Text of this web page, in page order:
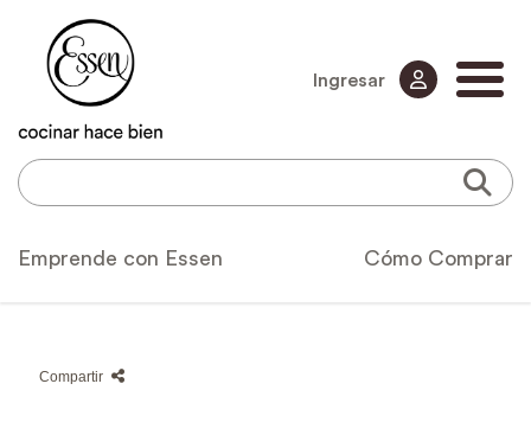
Ingresar
Emprende con Essen Cómo Comprar
Compartir